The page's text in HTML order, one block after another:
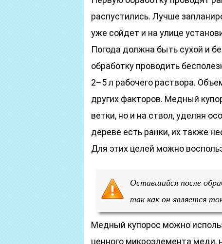
распустились. Лучше
уже сойдет и на улице
Погода должна быть сухой и
обработку проводить
2–5 л рабочего раствора.
других факторов. Медный
ветки, но и на ствол, уделяя
дереве есть ранки, их также
Для этих целей можно
Оставшийся после
так как он является
Медный купорос можно
ценного микроэлемента